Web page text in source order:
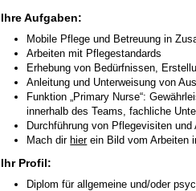
Ihre Aufgaben:
Mobile Pflege und Betreuung in
Arbeiten mit Pflegestandards
Erhebung von Bedürfnissen,
Anleitung und Unterweisung von
Funktion „Primary Nurse“:
innerhalb des Teams, fachliche
Durchführung von Pflegevisiten und
Mach dir hierein Bild vom Arbeiten
Ihr Profil:
Diplom für allgemeine und/oder